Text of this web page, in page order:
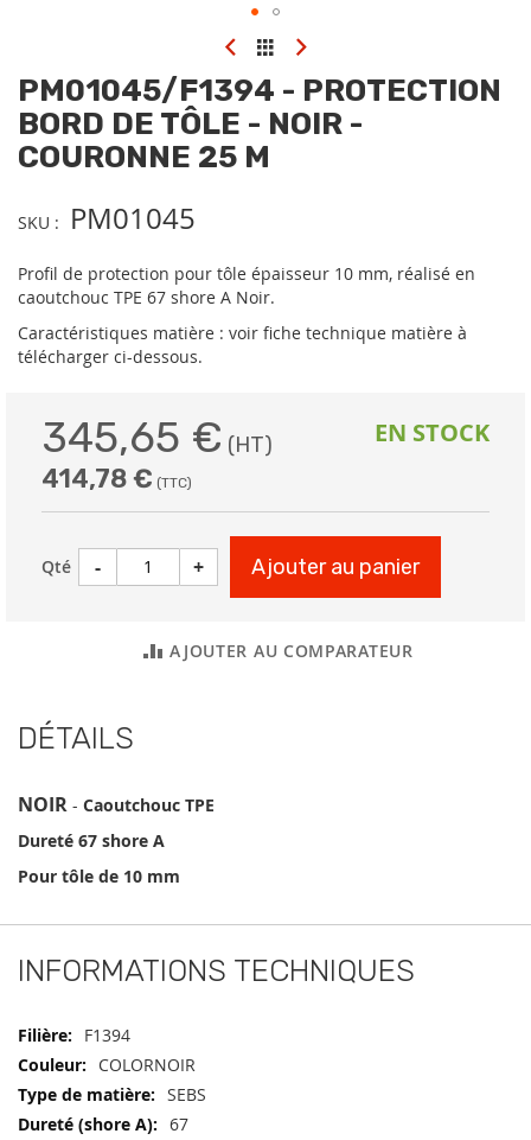
PM01045/F1394 - PROTECTION
BORD DE TÔLE - NOIR -
COURONNE 25 M
SKU PM01045
Profil de protection pour tôle épaisseur 10 mm, réalisé en
caoutchouc TPE 67 shore A Noir.
Caractéristiques matière : voir fiche technique matière à
télécharger ci-dessous.
EN STOCK
414,78 €
345,65 €
Qté - + Ajouter au panier
AJOUTER AU COMPARATEUR
the
beginning
of
the
DÉTAILS
NOIR - Caoutchouc TPE
Dureté 67 shore A
Pour tôle de 10 mm
INFORMATIONS TECHNIQUES
Informations
techniques
F1394
COLORNOIR
SEBS
67